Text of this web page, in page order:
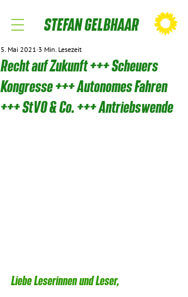
STEFAN GELBHAAR
Recht auf Zukunft +++ Scheuers
Kongresse +++ Autonomes Fahren
+++ StVO & Co. +++ Antriebswende
5. Mai 2021 3 Min. Lesezeit
Liebe Leserinnen und Leser,